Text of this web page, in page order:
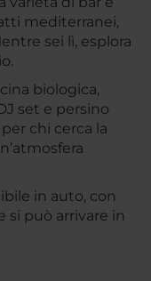
mediterranei,
sei lì, esplora
biologica,
set e persino
chi cerca la
in auto, con
si può arrivare in